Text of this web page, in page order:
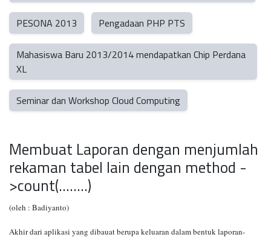
PESONA 2013 Pengadaan PHP PTS
Mahasiswa Baru 2013/2014 mendapatkan Chip Perdana
XL
Seminar dan Workshop Cloud Computing
Membuat Laporan dengan menjumlah
rekaman tabel lain dengan method -
>count(........)
(oleh : Badiyanto)
Akhir dari aplikasi yang dibauat berupa keluaran dalam bentuk laporan-